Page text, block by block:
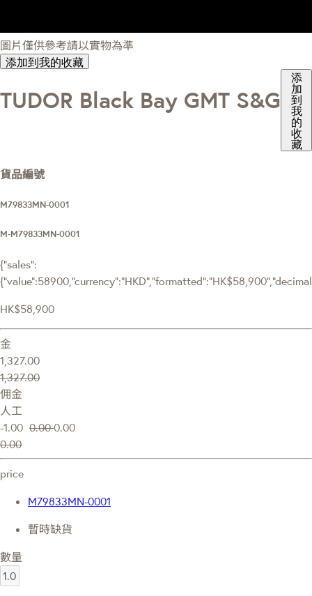
圖片僅供參考請以實物為準
添加到我的收藏
TUDOR Black Bay GMT S&G
添
加
到
我
的
收
藏
貨品編號
M79833MN-0001
M-M79833MN-0001
{"sales":
HK$58,900
金
1,327.00
1,327.00
佣金
人工
-1.00 0.000.00
0.00
price
M79833MN-0001
暫時缺貨
數量